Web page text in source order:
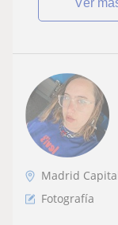
ver
Madrid
Fotografía